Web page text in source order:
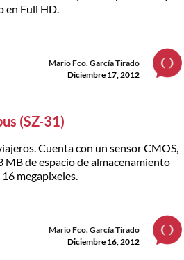
en Full HD.
Mario Fco. García Tirado
Diciembre 17, 2012
(SZ-31)
Cuenta con un sensor CMOS,
de espacio de almacenamiento
megapixeles.
Mario Fco. García Tirado
Diciembre 16, 2012